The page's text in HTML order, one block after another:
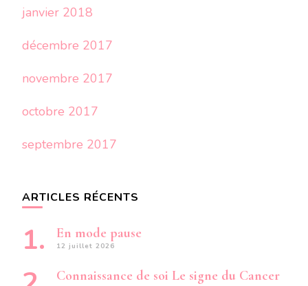
janvier 2018
décembre 2017
novembre 2017
octobre 2017
septembre 2017
ARTICLES RÉCENTS
En mode pause
12 juillet 2026
Connaissance de soi Le signe du Cancer